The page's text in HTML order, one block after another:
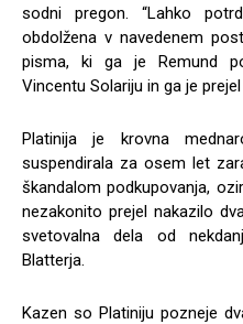
sodni pregon. “Lahko
obdolžena v navedenem
pisma, ki ga je Remund
Vincentu Solariju in ga je
Platinija je krovna
suspendirala za osem let
škandalom podkupovanja,
nezakonito prejel nakazilo
svetovalna dela od
Blatterja.
Kazen so Platiniju pozneje